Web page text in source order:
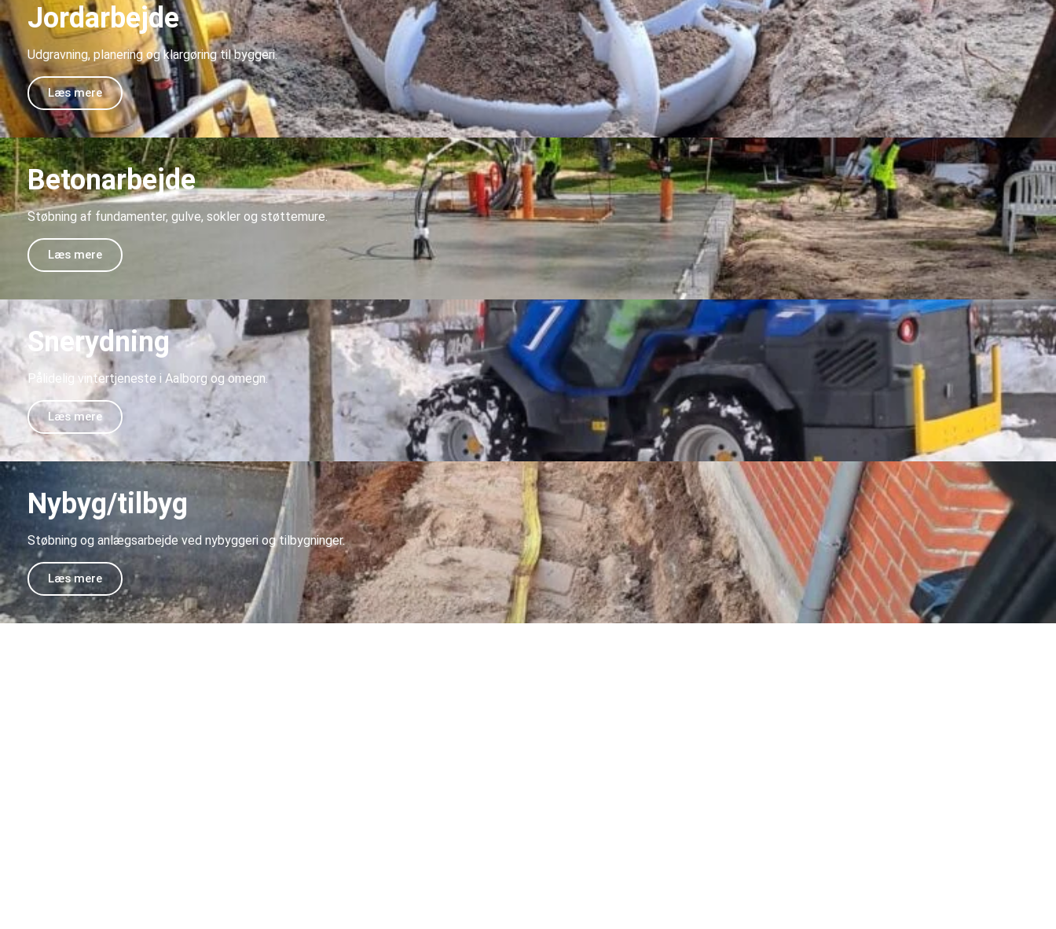
Jordarbejde
Udgravning, planering og klargøring til byggeri.
Læs mere
Betonarbejde
Støbning af fundamenter, gulve, sokler og støttemure.
Læs mere
Snerydning
Pålidelig vintertjeneste i Aalborg og omegn.
Læs mere
Nybyg/tilbyg
Støbning og anlægsarbejde ved nybyggeri og tilbygninger.
Læs mere